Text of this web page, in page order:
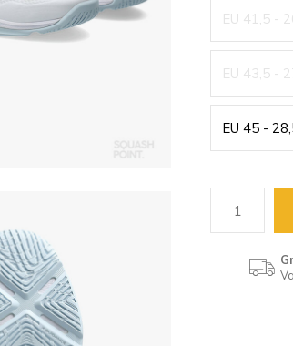
EU 41,5 -
EU 43,5 -
EU 45 -